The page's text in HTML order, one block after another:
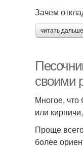
Зачем
читать
своими
Многое, что
или
Проще
более